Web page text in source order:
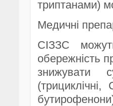
триптанами)
Медичні
СІЗЗС
обережність
знижувати
(трициклічні,